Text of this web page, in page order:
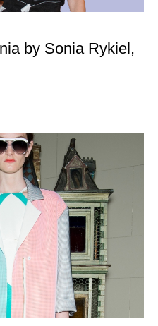
by Sonia Rykiel,